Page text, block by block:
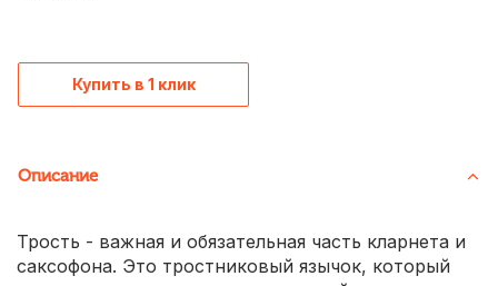
Купить в 1 клик
Описание
Трость - важная и обязательная часть кларнета и
саксофона. Это тростниковый язычок, который